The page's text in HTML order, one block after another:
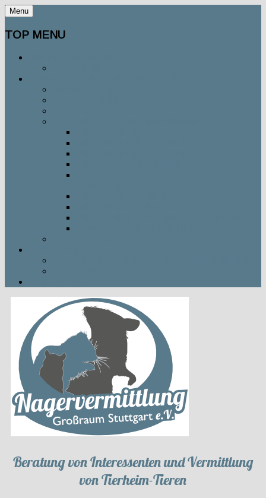
Menu
TOP MENU
Beratung von Interessenten und Vermittlung
von Tierheim-Tieren